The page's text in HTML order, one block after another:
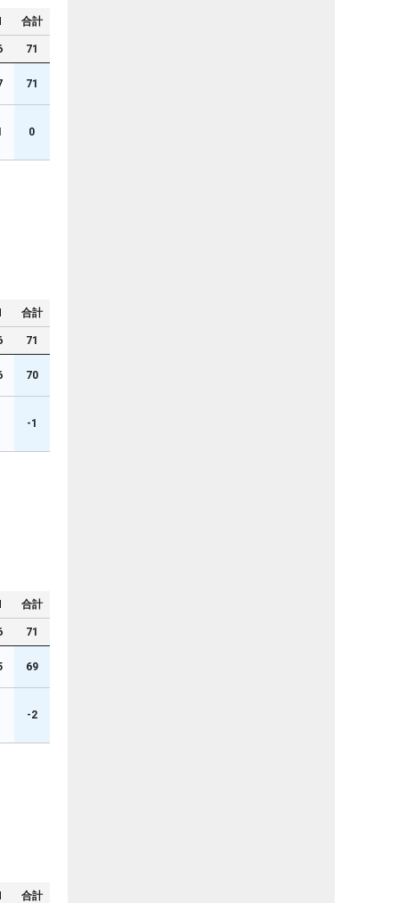
合計
71
71
0
合計
71
70
-1
合計
71
69
-2
合計